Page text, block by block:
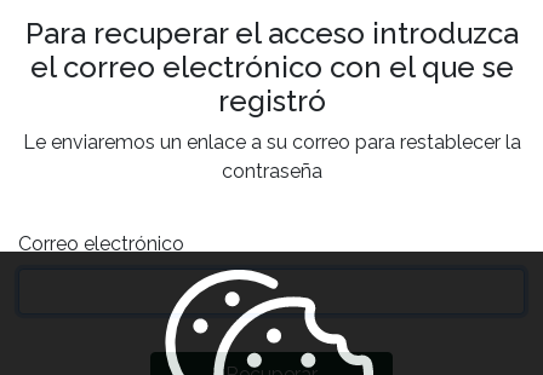
Para recuperar el acceso introduzca
el correo electrónico con el que se
registró
Le enviaremos un enlace a su correo para restablecer la
contraseña
Correo electrónico